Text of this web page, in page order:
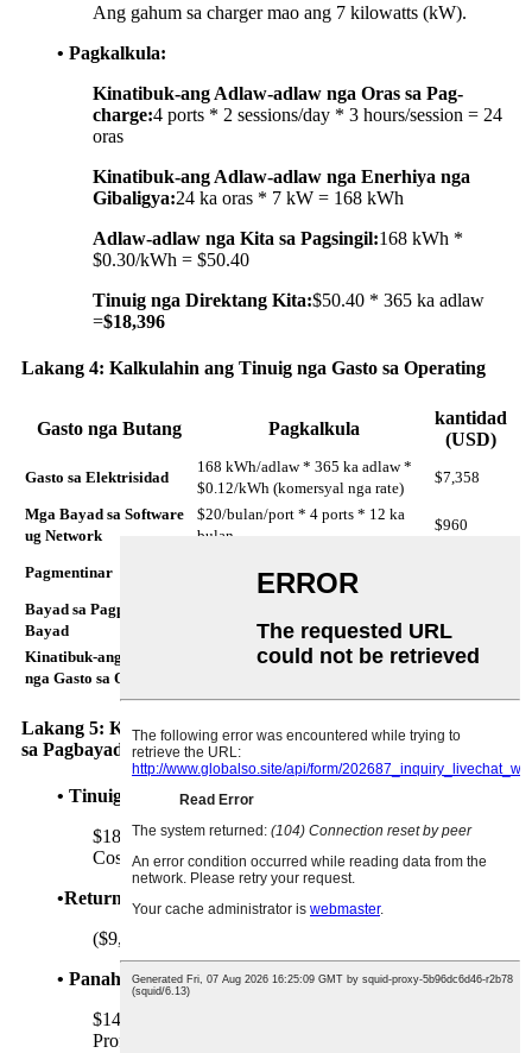
Ang gahum sa charger mao ang 7 kilowatts (kW).
• Pagkalkula:
Kinatibuk-ang Adlaw-adlaw nga Oras sa Pag-
charge:4 ports * 2 sessions/day * 3 hours/session = 24
oras
Kinatibuk-ang Adlaw-adlaw nga Enerhiya nga
Gibaligya:24 ka oras * 7 kW = 168 kWh
Adlaw-adlaw nga Kita sa Pagsingil:168 kWh *
$0.30/kWh = $50.40
Tinuig nga Direktang Kita:$50.40 * 365 ka adlaw
=$18,396
Lakang 4: Kalkulahin ang Tinuig nga Gasto sa Operating
Gasto nga Butang Pagkalkula
kantidad
(USD)
Gasto sa Elektrisidad
168 kWh/adlaw * 365 ka adlaw *
$0.12/kWh (komersyal nga rate)
$7,358
Mga Bayad sa Software
ug Network
$20/bulan/port * 4 ports * 12 ka
bulan
$960
Pagmentinar
nga badyet
Bayad sa Pagproseso sa
Bayad
3% sa kita $552
Kinatibuk-ang Tinuig
nga Gasto sa Operating
Suma sa tanan nga gasto sa
$8,990
Lakang 5: Kalkulahin ang Katapusan nga ROI ug Panahon
sa Pagbayad
• Tinuig nga Net nga Kita:
$18,396 (Annual nga Kita) - $8,990 (Annual Operating
Costs) =$9,406
•Return on Investment (ROI):
($9,406 / $14,300) * 100% =
• Panahon sa pagbayad:
$14,300 (Net nga Puhunan) / $9,406 (Annual Net
Profit) =